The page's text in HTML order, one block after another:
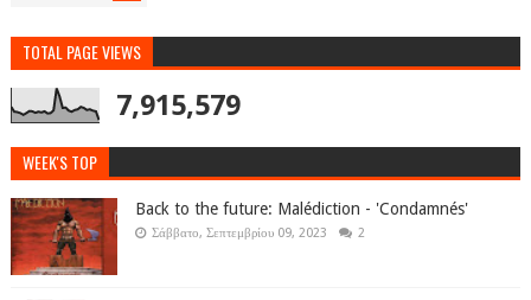
TOTAL PAGE VIEWS
7,915,579
WEEK'S TOP
Back to the future: Malédiction - 'Condamnés'
Σάββατο, Σεπτεμβρίου 09, 2023 2